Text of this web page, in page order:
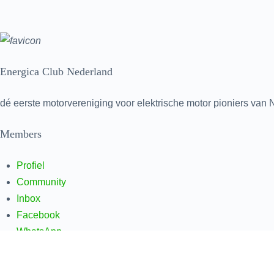
Energica Club Nederland
dé eerste motorvereniging voor elektrische motor pioniers van
Members
Profiel
Community
Inbox
Facebook
WhatsApp